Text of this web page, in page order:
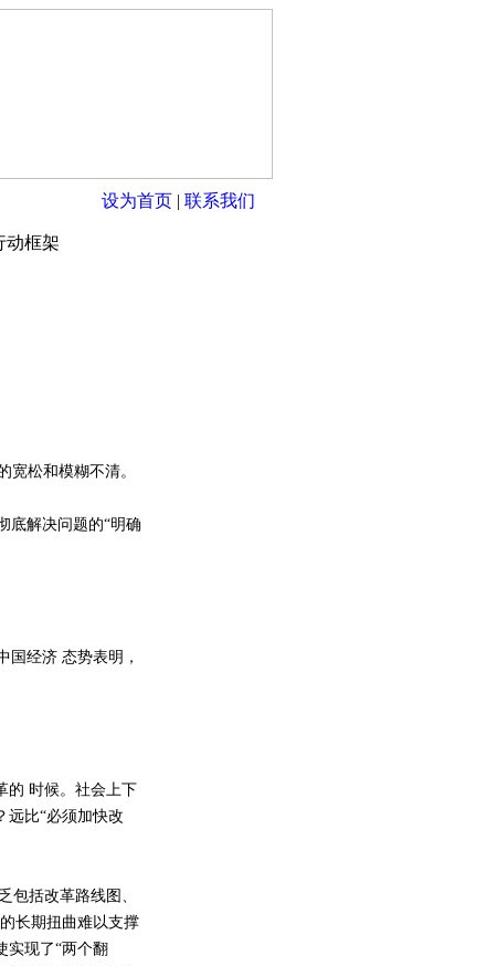
设为首页 | 联系我们
动框架
松和模糊不清。
解决问题的“明确
经济 态势表明，
的 时候。社会上下
远比“必须加快改
括改革路线图、
长期扭曲难以支撑
实现了“两个翻